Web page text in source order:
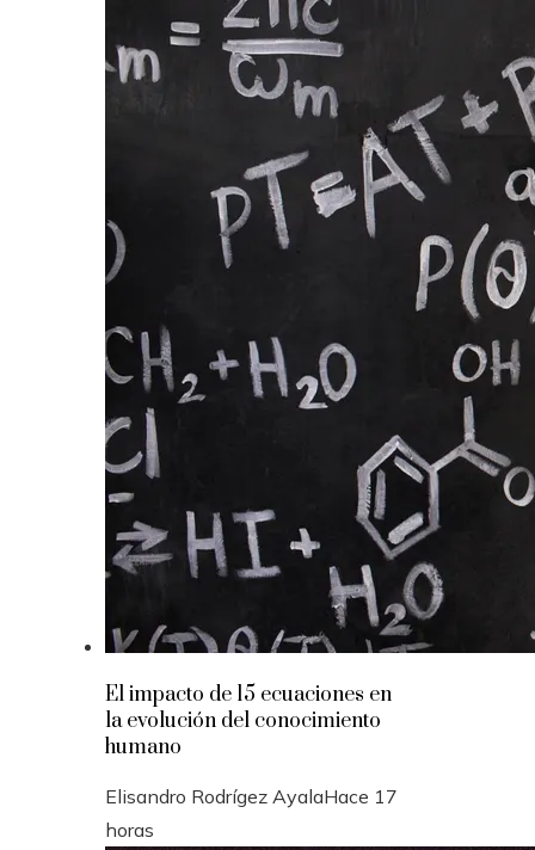
El impacto de 15 ecuaciones en
la evolución del conocimiento
humano
Elisandro Rodrígez AyalaHace 17
horas